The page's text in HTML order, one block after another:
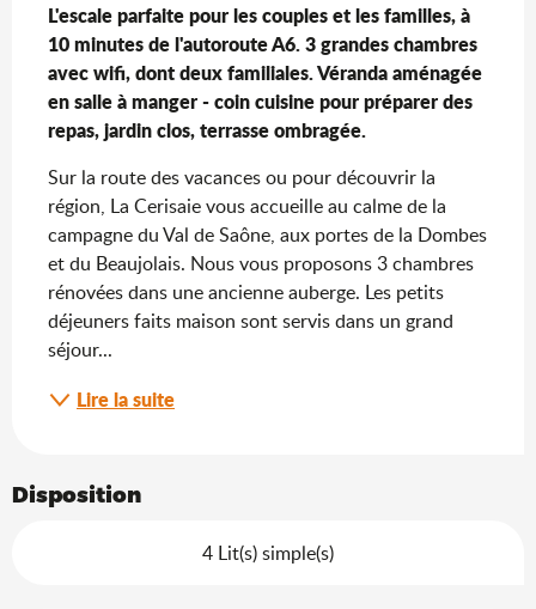
L'escale parfaite pour les couples et les familles, à
10 minutes de l'autoroute A6. 3 grandes chambres
avec wifi, dont deux familiales. Véranda aménagée
en salle à manger - coin cuisine pour préparer des
repas, jardin clos, terrasse ombragée.
Sur la route des vacances ou pour découvrir la
région, La Cerisaie vous accueille au calme de la
campagne du Val de Saône, aux portes de la Dombes
et du Beaujolais. Nous vous proposons 3 chambres
rénovées dans une ancienne auberge. Les petits
déjeuners faits maison sont servis dans un grand
séjour...
Lire la suite
Disposition
4 Lit(s) simple(s)